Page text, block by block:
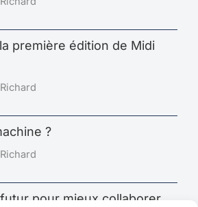
première édition de Midi
?
pour mieux collaborer